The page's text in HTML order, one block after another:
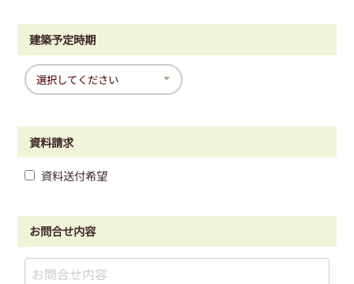
建築予定時期
資料請求
資料送付希望
お問合せ内容